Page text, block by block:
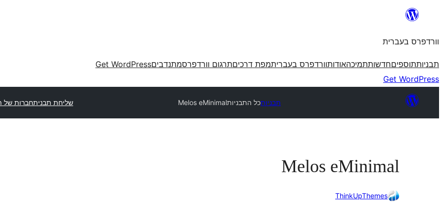
וורדפרס בעברית
תבניותתוספיםחדשותתמיכהאודותוורדפרס בעבריתמפת דרכיםתרגום וורדפרסמתנדביםGet WordPress
Get WordPress
תבניותכל התבניותMelos eMinimal שליחת תבניתחברות של
Melos eMinimal
ThinkUpThemes